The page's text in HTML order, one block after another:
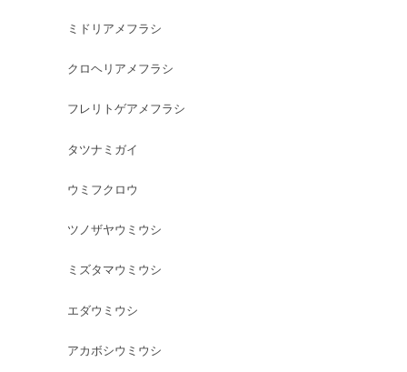
ミドリアメフラシ
クロヘリアメフラシ
フレリトゲアメフラシ
タツナミガイ
ウミフクロウ
ツノザヤウミウシ
ミズタマウミウシ
エダウミウシ
アカボシウミウシ